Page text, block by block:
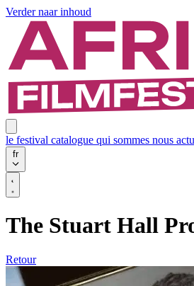
Verder naar inhoud
le festival catalogue qui sommes nous
fr
The Stuart Hall
Retour